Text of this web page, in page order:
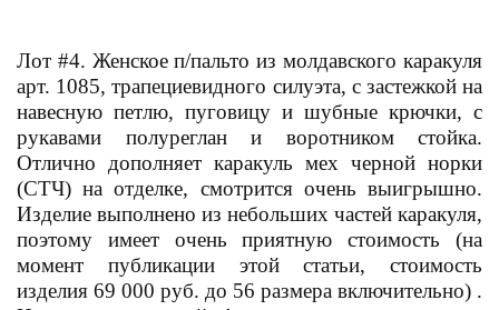
Лот #4. Женское п/пальто из молдавского каракуля
арт. 1085, трапециевидного силуэта, с застежкой на
навесную петлю, пуговицу и шубные крючки, с
рукавами полуреглан и воротником стойка.
Отлично дополняет каракуль мех черной норки
(СТЧ) на отделке, смотрится очень выигрышно.
Изделие выполнено из небольших частей каракуля,
поэтому имеет очень приятную стоимость (на
момент публикации этой статьи, стоимость
изделия 69 000 руб. до 56 размера включительно) .